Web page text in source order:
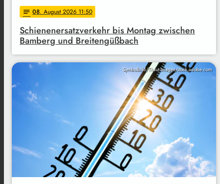
notes 08. August 2026 11:50
Schienenersatzverkehr bis Montag zwischen
Bamberg und Breitengüßbach
Symbolbild/Thaut Images/stock.adobe.com